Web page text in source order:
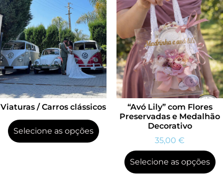
Viaturas / Carros clássicos
Selecione as opções
“Avó Lily” com Flores
Preservadas e Medalhão
Decorativo
35,00 €
Selecione as opções